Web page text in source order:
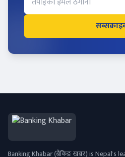
Banking Khabar (बैंकिङ खबर) is Nepal's